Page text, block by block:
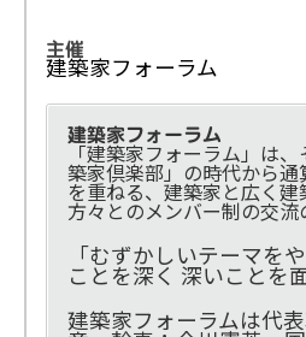
主催
建築家フォーラム
建築家フォーラム
「建築家フォーラム」は
築家倶楽部」の時代から通
を重ねる、建築家と広く
方々とのメンバー制の交流
「むずかしいテーマを
ことを深く 深いことを
建築家フォーラムは代